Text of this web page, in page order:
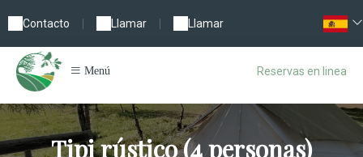
Contacto Llamar Llamar
Menú Reservas en linea
Tipi rústico (4 personas)